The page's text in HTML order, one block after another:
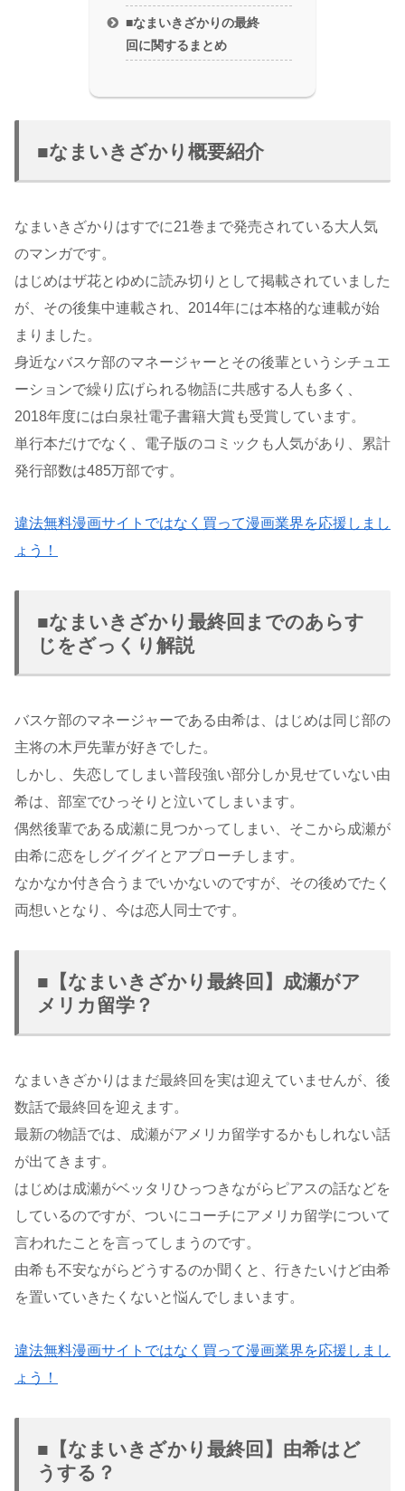
■なまいきざかりの最終
回に関するまとめ
■なまいきざかり概要紹介
なまいきざかりはすでに21巻まで発売されている大人気
のマンガです。
はじめはザ花とゆめに読み切りとして掲載されていました
が、その後集中連載され、2014年には本格的な連載が始
まりました。
身近なバスケ部のマネージャーとその後輩というシチュエ
ーションで繰り広げられる物語に共感する人も多く、
2018年度には白泉社電子書籍大賞も受賞しています。
単行本だけでなく、電子版のコミックも人気があり、累計
発行部数は485万部です。
違法無料漫画サイトではなく買って漫画業界を応援しまし
ょう！
■なまいきざかり最終回までのあらす
じをざっくり解説
バスケ部のマネージャーである由希は、はじめは同じ部の
主将の木戸先輩が好きでした。
しかし、失恋してしまい普段強い部分しか見せていない由
希は、部室でひっそりと泣いてしまいます。
偶然後輩である成瀬に見つかってしまい、そこから成瀬が
由希に恋をしグイグイとアプローチします。
なかなか付き合うまでいかないのですが、その後めでたく
両想いとなり、今は恋人同士です。
■【なまいきざかり最終回】成瀬がア
メリカ留学？
なまいきざかりはまだ最終回を実は迎えていませんが、後
数話で最終回を迎えます。
最新の物語では、成瀬がアメリカ留学するかもしれない話
が出てきます。
はじめは成瀬がベッタリひっつきながらピアスの話などを
しているのですが、ついにコーチにアメリカ留学について
言われたことを言ってしまうのです。
由希も不安ながらどうするのか聞くと、行きたいけど由希
を置いていきたくないと悩んでしまいます。
違法無料漫画サイトではなく買って漫画業界を応援しまし
ょう！
■【なまいきざかり最終回】由希はど
うする？